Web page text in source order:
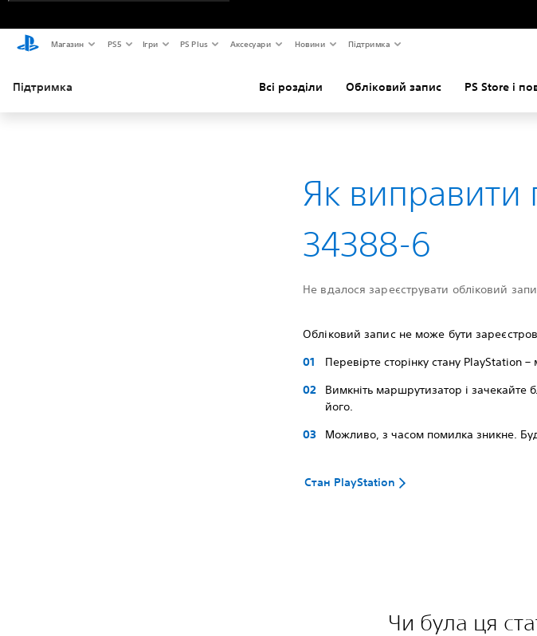
Магазин PS5 Ігри PS Plus Аксесуари Новини Підтримка
Підтримка Всі розділи Обліковий запис PS Store і
Як виправити
34388-6
Не вдалося зареєструвати обліковий
Обліковий запис не може бути
Перевірте сторінку стану
Вимкніть маршрутизатор і зачекайте
його.
Можливо, з часом помилка зникне.
Стан PlayStation
Чи була ця